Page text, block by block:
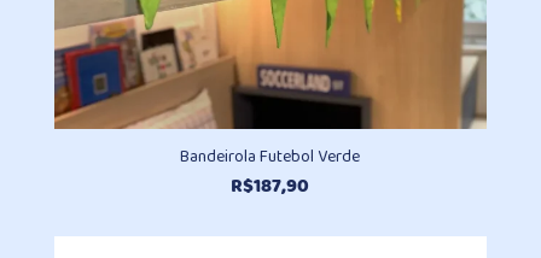
Bandeirola Futebol Verde
R$187,90